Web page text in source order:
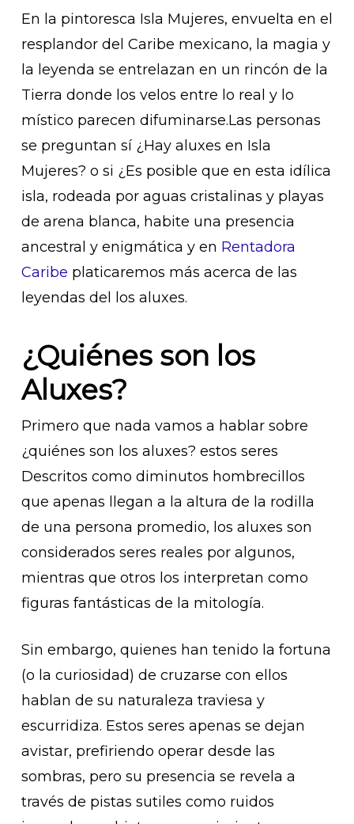
En la pintoresca Isla Mujeres, envuelta en el
resplandor del Caribe mexicano, la magia y
la leyenda se entrelazan en un rincón de la
Tierra donde los velos entre lo real y lo
místico parecen difuminarse.Las personas
se preguntan sí ¿Hay aluxes en Isla
Mujeres? o si ¿Es posible que en esta idílica
isla, rodeada por aguas cristalinas y playas
de arena blanca, habite una presencia
ancestral y enigmática y en Rentadora
Caribe platicaremos más acerca de las
leyendas del los aluxes.
¿Quiénes son los
Aluxes?
Primero que nada vamos a hablar sobre
¿quiénes son los aluxes? estos seres
Descritos como diminutos hombrecillos
que apenas llegan a la altura de la rodilla
de una persona promedio, los aluxes son
considerados seres reales por algunos,
mientras que otros los interpretan como
figuras fantásticas de la mitología.
Sin embargo, quienes han tenido la fortuna
(o la curiosidad) de cruzarse con ellos
hablan de su naturaleza traviesa y
escurridiza. Estos seres apenas se dejan
avistar, prefiriendo operar desde las
sombras, pero su presencia se revela a
través de pistas sutiles como ruidos